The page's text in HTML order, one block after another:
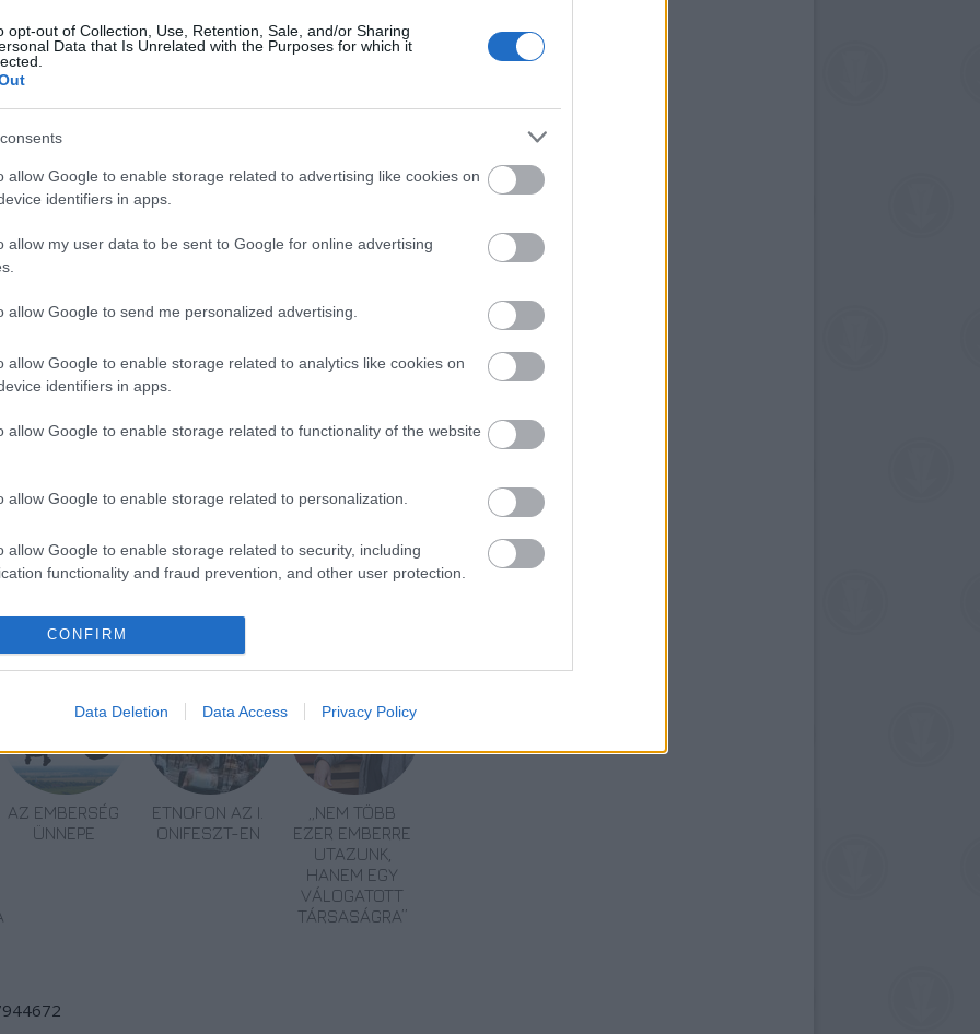
opt-out of Collection, Use, Retention, Sale, and/or Sharing
Data that Is Unrelated with the Purposes for which it
allow Google to enable storage related to advertising like cookies on
identifiers in apps.
allow my user data to be sent to Google for online advertising
allow Google to send me personalized advertising.
allow Google to enable storage related to analytics like cookies on
identifiers in apps.
allow Google to enable storage related to functionality of the website
allow Google to enable storage related to personalization.
allow Google to enable storage related to security, including
functionality and fraud prevention, and other user protection.
CONFIRM
Data Deletion Data Access Privacy Policy
és „végtelenül sugárzó” hangzásáról írt, a szerző
is felvetette: nem csupán kifogást keres-e az,
panaszkodik. Egyik kritika sem hagyta szó nélkül
pontja annak a koncertnek, amely
– írta a Telegraph.
vezette be, hogy a BFZ nem hangszeres,
komoly sikert aratnak a muzsikusok. A
jelzőkkel, kritikusa szerint a zenekar pompásan,
kritika szerint a hegedűszóló ünnep volt a
a rezek, a vonósok és a fuvolák pedig
A Bachtrack szerzője azt emelte ki, hogy a
rendkívüli a belső egyensúly és nagyon
nagy erőkkel készüljúnius 7-i Családi
i ingyenes
Akkor Argentínában, Brazíliában és
Turné
AZ EMBERSÉG
ÜNNEPE
ETNOFON AZ I.
ONIFESZT-EN
„NEM TÖBB
EZER EMBERRE
UTAZUNK,
HANEM EGY
VÁLOGATOTT
TÁRSASÁGRA”